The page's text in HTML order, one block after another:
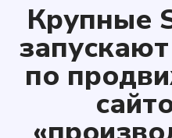
Крупные
по